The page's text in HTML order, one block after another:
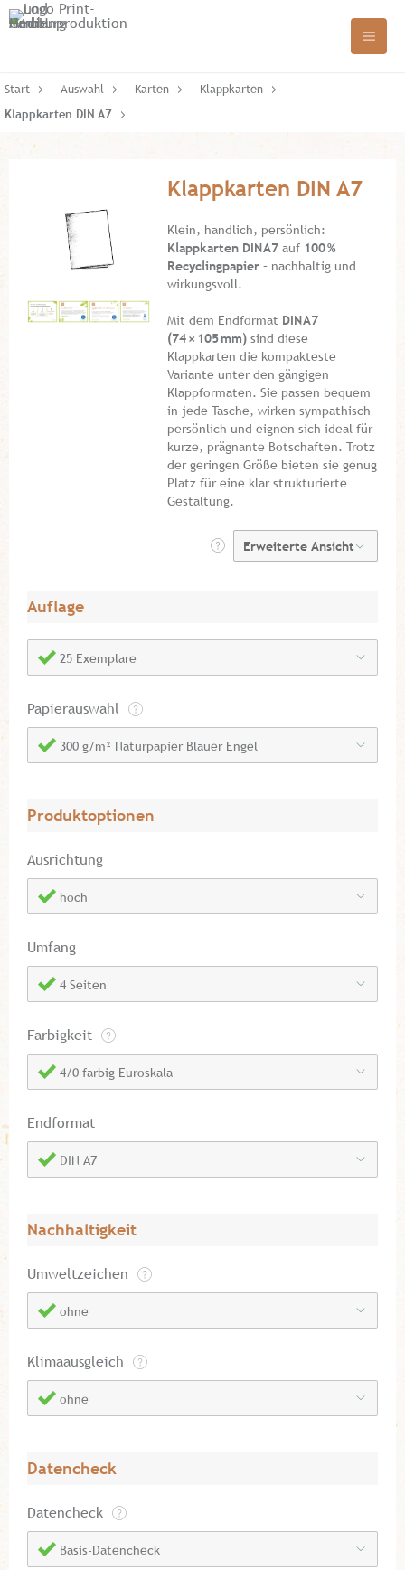
Start Auswahl Karten
Klappkarten
Klappkarten DIN A7
Klappkarten DIN A7
Klein, handlich, persönlich:
Klappkarten DIN A7 auf 100 %
Recyclingpapier – nachhaltig und
wirkungsvoll.
Mit dem Endformat DINA7
(74× 105mm) sind diese
Klappkarten die kompakteste
Variante unter den gängigen
Klappformaten. Sie passen bequem
in jede Tasche, wirken sympathisch
persönlich und eignen sich ideal für
kurze, prägnante Botschaften. Trotz
der geringen Größe bieten sie genug
Platz für eine klar strukturierte
Gestaltung.
Auflage
25 Exemplare
Papierauswahl
300 g/m² Naturpapier Blauer Engel
Produktoptionen
Ausrichtung
hoch
Umfang
4 Seiten
Farbigkeit
4/0 farbig Euroskala
Endformat
DIN A7
Nachhaltigkeit
Umweltzeichen
ohne
Klimaausgleich
ohne
Datencheck
Datencheck
Basis-Datencheck